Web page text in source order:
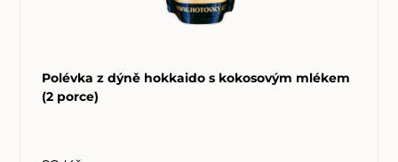
Polévka z dýně hokkaido s kokosovým mlékem
(2 porce)